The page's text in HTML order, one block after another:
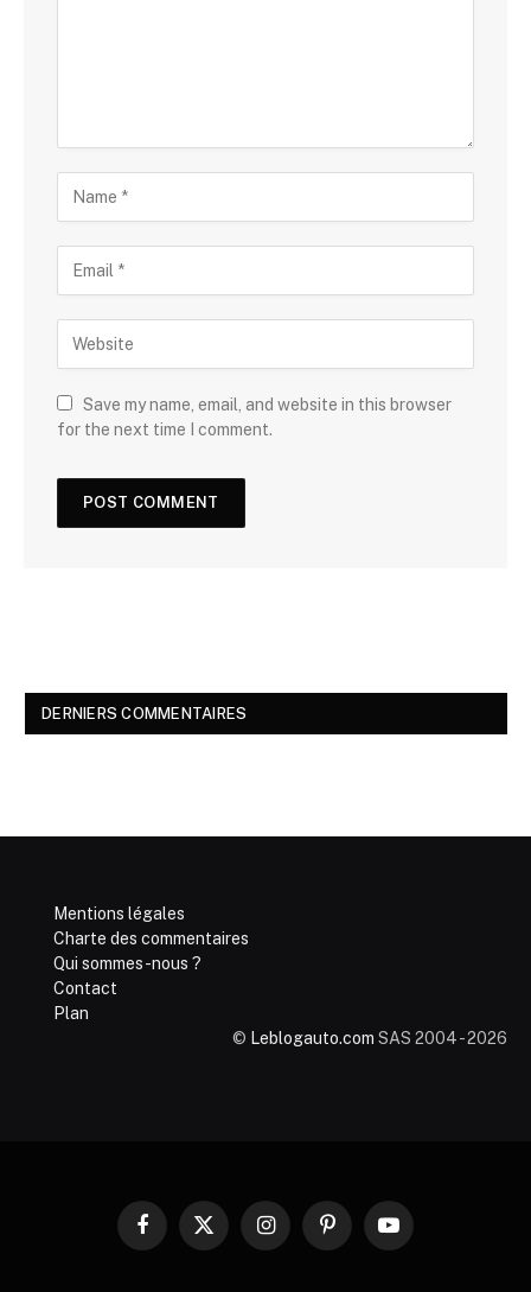
Save my name, email, and website in this browser
for the next time I comment.
DERNIERS COMMENTAIRES
Mentions légales
Charte des commentaires
Qui sommes-nous ?
Contact
Plan
© Leblogauto.com SAS 2004 - 2026
Facebook
X
InstagramPinterestYouTube